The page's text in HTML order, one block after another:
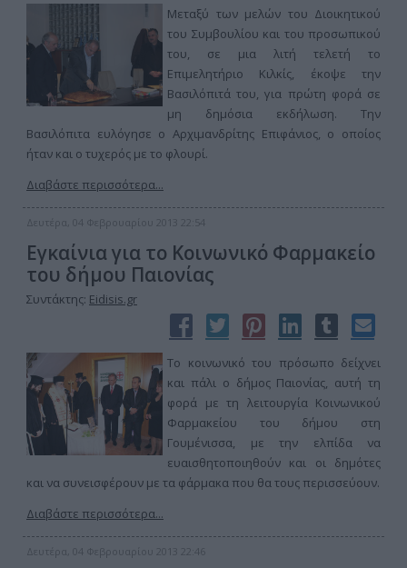
Μεταξύ των μελών του Διοικητικού
του Συμβουλίου και του προσωπικού
του, σε μια λιτή τελετή το
Επιμελητήριο Κιλκίς, έκοψε την
Βασιλόπιτά του, για πρώτη φορά σε
μη δημόσια εκδήλωση. Την
Βασιλόπιτα ευλόγησε ο Αρχιμανδρίτης Επιφάνιος, ο οποίος
ήταν και ο τυχερός με το φλουρί.
Διαβάστε περισσότερα...
Δευτέρα, 04 Φεβρουαρίου 2013 22:54
Εγκαίνια για το Κοινωνικό Φαρμακείο
του δήμου Παιονίας
Συντάκτης: Eidisis.gr
Το κοινωνικό του πρόσωπο δείχνει
και πάλι ο δήμος Παιονίας, αυτή τη
φορά με τη λειτουργία Κοινωνικού
Φαρμακείου του δήμου στη
Γουμένισσα, με την ελπίδα να
ευαισθητοποιηθούν και οι δημότες
και να συνεισφέρουν με τα φάρμακα που θα τους περισσεύουν.
Διαβάστε περισσότερα...
Δευτέρα, 04 Φεβρουαρίου 2013 22:46